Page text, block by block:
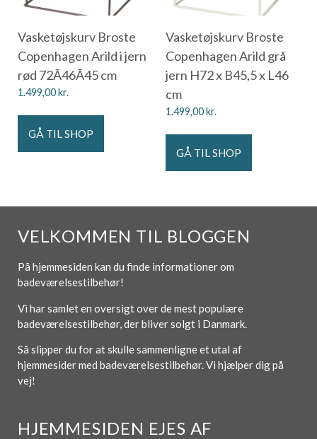
Vasketøjskurv Broste
Copenhagen Arild i jern
rød 72Ã46Ã45 cm
1.499,00kr.
GÅ TIL SHOP
Vasketøjskurv Broste
Copenhagen Arild grå
jern H72 x B45,5 x L46
cm
1.499,00kr.
GÅ TIL SHOP
VELKOMMEN TIL BLOGGEN
På hjemmesiden kan du finde informationer om
badeværelsestilbehør!
Vi har samlet en oversigt over de mest populære
badeværelsestilbehør, der bliver solgt i Danmark.
Så slipper du for at skulle sammenligne et utal af
hjemmesider med badeværelsestilbehør. Vi hjælper dig på
vej!
HJEMMESIDEN EJES AF